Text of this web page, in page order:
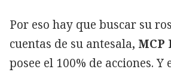
Por eso hay que buscar su
cuentas de su antesala, MCP
posee el 100% de acciones.